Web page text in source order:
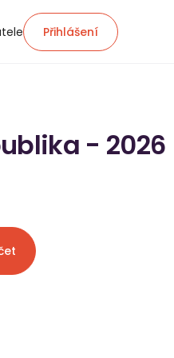
Přihlášení
- 2026